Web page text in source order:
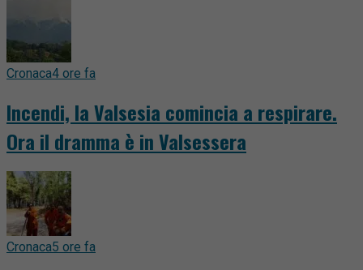
Cronaca4 ore fa
Incendi, la Valsesia comincia a respirare.
Ora il dramma è in Valsessera
Cronaca5 ore fa